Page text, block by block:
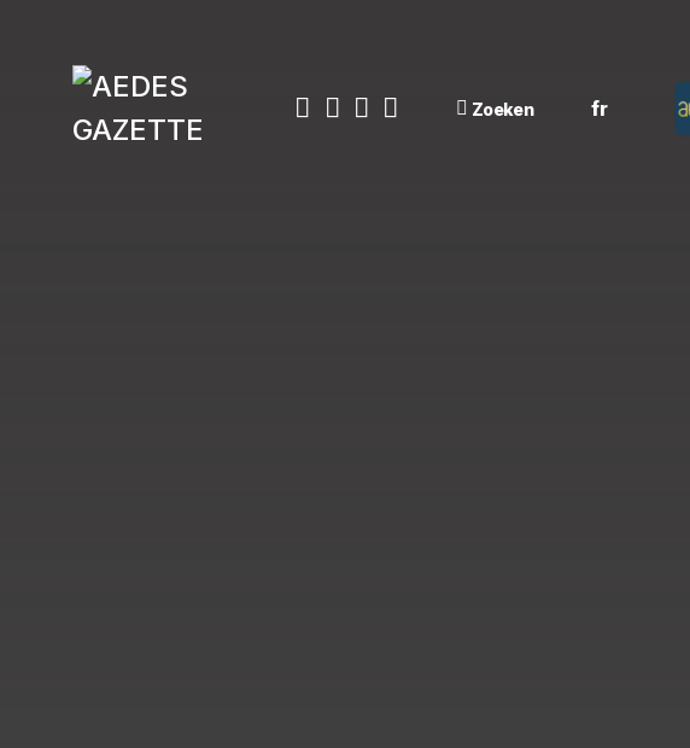
Zoeken fr